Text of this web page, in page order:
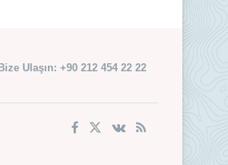
Bize Ulaşın: +90 212 454 22 22